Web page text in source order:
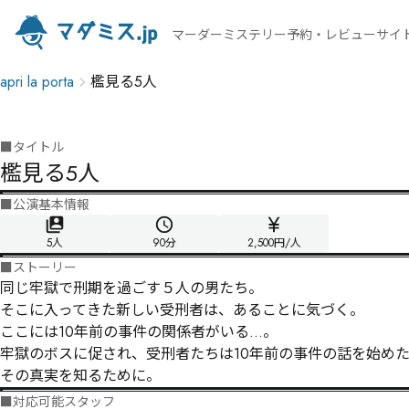
マーダーミステリー予約・レビューサイ
apri la porta 檻見る5人
■タイトル
檻見る5人
■公演基本情報
5人 90分 2,500円/人
■ストーリー
同じ牢獄で刑期を過ごす５人の男たち。
そこに入ってきた新しい受刑者は、あることに気づく。
ここには10年前の事件の関係者がいる…。
牢獄のボスに促され、受刑者たちは10年前の事件の話を始めた
その真実を知るために。
■対応可能スタッフ